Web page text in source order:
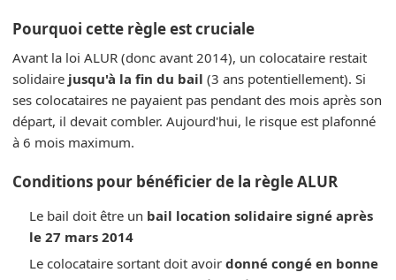
Pourquoi cette règle est cruciale
Avant la loi ALUR (donc avant 2014), un colocataire restait
solidaire jusqu'à la fin du bail (3 ans potentiellement). Si
ses colocataires ne payaient pas pendant des mois après son
départ, il devait combler. Aujourd'hui, le risque est plafonné
à 6 mois maximum.
Conditions pour bénéficier de la règle ALUR
Le bail doit être un bail location solidaire signé après
le 27 mars 2014
Le colocataire sortant doit avoir donné congé en bonne